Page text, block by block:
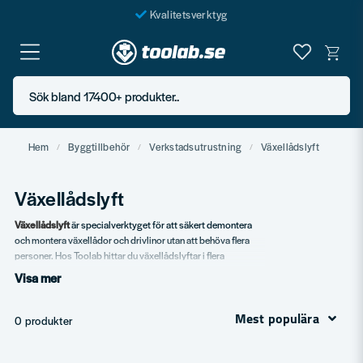
Kvalitetsverktyg
Fraktfritt över 999 SEK*
En järnhandel för alla
Butik i Göteborg
Sök bland 17400+ produkter..
Hem Byggtillbehör Verkstadsutrustning Växellådslyft
Växellådslyft
Växellådslyftär specialverktyget för att säkert demontera
och montera växellådor och drivlinor utan att behöva flera
personer. Hos Toolab hittar du växellådslyftar i flera
kapaciteter och utföranden för personbils- och
lastbilsverkstäder.
Vårt sortiment
Visa mer
0 produkter Mest populära